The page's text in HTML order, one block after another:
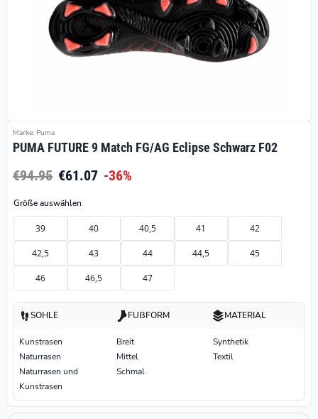
Marke: Puma
PUMA FUTURE 9 Match FG/AG Eclipse Schwarz F02
€94.95 €61.07 -36%
Größe auswählen
39 40 40,5 41 42
42,5 43 44 44,5 45
46 46,5 47
SOHLE
Kunstrasen
Naturrasen
Naturrasen und
Kunstrasen
FUßFORM
Breit
Mittel
Schmal
MATERIAL
Synthetik
Textil